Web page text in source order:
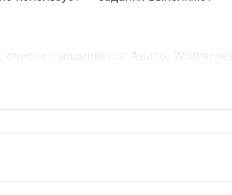
расширяется: Авито, Wildberries,